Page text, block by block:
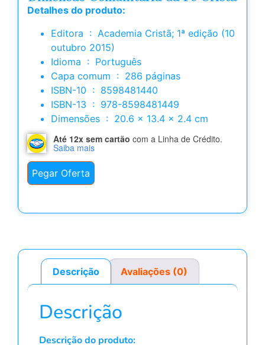
Detalhes do produto:
Editora ‏ : ‎ Academia Cristã; 1ª edição (10
outubro 2015)
Idioma ‏ : ‎ Português
Capa comum ‏ : ‎ 286 páginas
ISBN-10 ‏ : ‎ 8598481440
ISBN-13 ‏ : ‎ 978-8598481449
Dimensões ‏ : ‎ 20.6 x 13.4 x 2.4 cm
Até 12x sem cartão com a Linha de Crédito.
Saiba mais
Pegar Oferta
Descrição Avaliações (0)
Descrição
Descrição do produto: